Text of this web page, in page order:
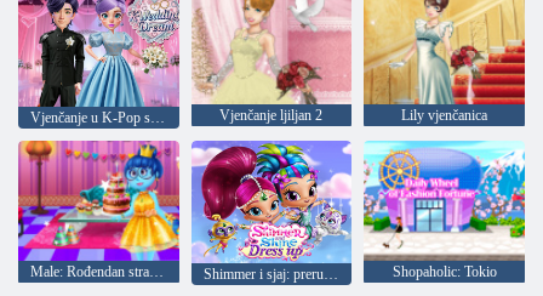
Vjenčanje ljiljan 2 Lily vjenčanica
Male: Rođendan stranka Shopaholic: Tokio